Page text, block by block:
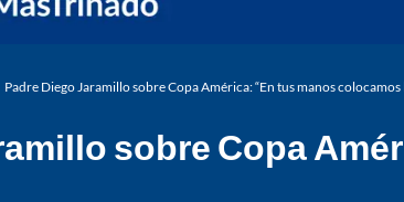
Padre Diego Jaramillo sobre Copa América: “En tus manos colocamos
sobre Copa